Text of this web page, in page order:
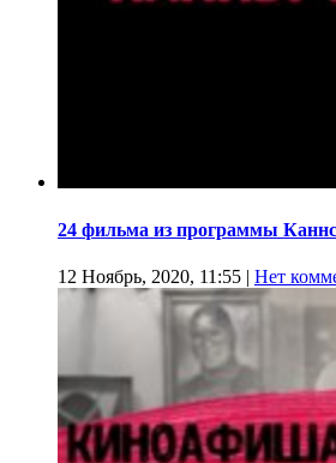
24 фильма из программы
12 Ноябрь, 2020, 11:55 | Нет